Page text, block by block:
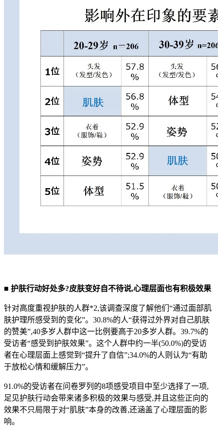
■ 护肤行动好处多?皮肤变好自不待说,心理层面也有积极效果
针对高度重视护肤的人群*2,该调查深度了解他们“通过面部肌
肤护理所感受到的变化”。30.8%的人“获得过外界对自己肌肤
的赞美”,40多岁人群中这一比例要高于20多岁人群。39.7%的
受访者“感受到护肤效果”。这个人群中约一半(50.0%)的受访
者在心理层面上感觉到“提升了自信”;34.0%的人则认为“有助
于放松心情和缓解压力”。
91.0%的受访者在问卷罗列的8项感受项目中至少选择了一项,
足见护肤行动会带来诸多积极的效果与感受,并且这些正向的
效果不只局限于对“肌肤”本身的改善,还涵盖了心理层面的影
响。